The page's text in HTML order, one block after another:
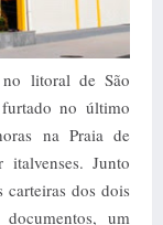
litoral de São
no último
na Praia de
Junto
dos dois
um